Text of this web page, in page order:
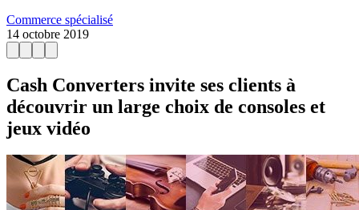
Commerce spécialisé
14 octobre 2019
Cash Converters invite ses clients à
découvrir un large choix de consoles et
jeux vidéo